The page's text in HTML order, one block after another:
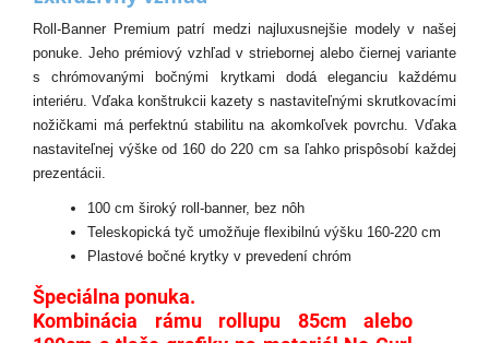
Roll-Banner Premium patrí medzi najluxusnejšie modely v našej
ponuke. Jeho prémiový vzhľad v striebornej alebo čiernej variante
s chrómovanými bočnými krytkami dodá eleganciu každému
interiéru. Vďaka konštrukcii kazety s nastaviteľnými skrutkovacími
nožičkami má perfektnú stabilitu na akomkoľvek povrchu. Vďaka
nastaviteľnej výške od 160 do 220 cm sa ľahko prispôsobí každej
prezentácii.
100 cm široký roll-banner, bez nôh
Teleskopická tyč umožňuje flexibilnú výšku 160-220 cm
Plastové bočné krytky v prevedení chróm
Špeciálna ponuka.
Kombinácia rámu rollupu 85cm alebo